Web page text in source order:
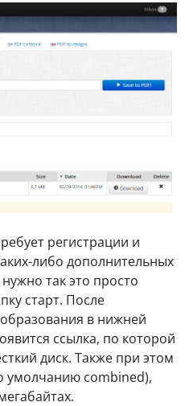
регистрации и
либо дополнительных
так это просто
старт. После
в нижней
ссылка, по которой
диск. Также при этом
умолчанию combined),